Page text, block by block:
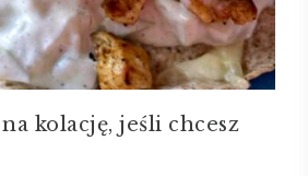
kolację, jeśli chcesz